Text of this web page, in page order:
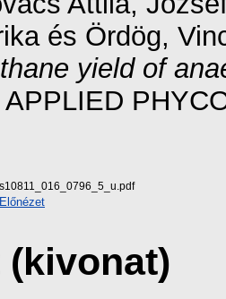
és Ördög,
yield of
Előnézet